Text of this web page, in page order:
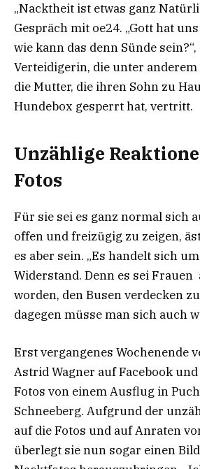
„Nacktheit ist etwas ganz
Gespräch mit oe24. „Gott hat
wie kann das denn Sünde
Verteidigerin, die unter
die Mutter, die ihren Sohn zu
Hundebox gesperrt hat, vertritt.
Unzählige
Fotos
Für sie sei es ganz normal sich
offen und freizügig zu zeigen,
es aber sein. „Es handelt sich
Widerstand. Denn es sei
worden, den Busen verdecken
dagegen müsse man sich auch
Erst vergangenes Wochenende
Astrid Wagner auf Facebook
Fotos von einem Ausflug in
Schneeberg. Aufgrund der
auf die Fotos und auf Anraten
überlegt sie nun sogar einen